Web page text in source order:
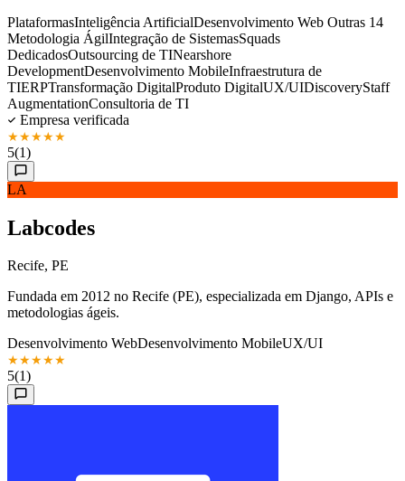
PlataformasInteligência ArtificialDesenvolvimento Web Outras 14
Metodologia ÁgilIntegração de SistemasSquads
DedicadosOutsourcing de TINearshore
DevelopmentDesenvolvimento MobileInfraestrutura de
TIERPTransformação DigitalProduto DigitalUX/UIDiscoveryStaff
AugmentationConsultoria de TI
Empresa verificada
★★★★★
5(1)
LA
Labcodes
Recife, PE
Fundada em 2012 no Recife (PE), especializada em Django, APIs e
metodologias ágeis.
Desenvolvimento WebDesenvolvimento MobileUX/UI
★★★★★
5(1)